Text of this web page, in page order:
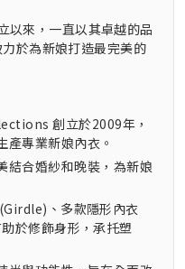
以來，一直以其卓越的品
於為新娘打造最完美的
創立於2009年，
產專業新娘內衣。
結合婚紗和晚裝，為新娘
、多款隱形內衣
於修飾身形，承托塑